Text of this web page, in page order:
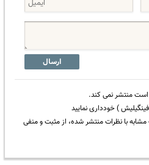
ارسال
است منتشر نمی کند.
) خودداری نمایید
با نظرات منتشر شده، از مثبت و منفی